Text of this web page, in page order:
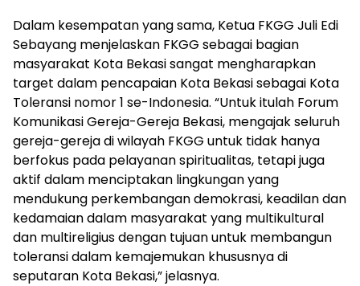
Dalam kesempatan yang sama, Ketua FKGG Juli Edi
Sebayang menjelaskan FKGG sebagai bagian
masyarakat Kota Bekasi sangat mengharapkan
target dalam pencapaian Kota Bekasi sebagai Kota
Toleransi nomor 1 se-Indonesia. “Untuk itulah Forum
Komunikasi Gereja-Gereja Bekasi, mengajak seluruh
gereja-gereja di wilayah FKGG untuk tidak hanya
berfokus pada pelayanan spiritualitas, tetapi juga
aktif dalam menciptakan lingkungan yang
mendukung perkembangan demokrasi, keadilan dan
kedamaian dalam masyarakat yang multikultural
dan multireligius dengan tujuan untuk membangun
toleransi dalam kemajemukan khususnya di
seputaran Kota Bekasi,” jelasnya.